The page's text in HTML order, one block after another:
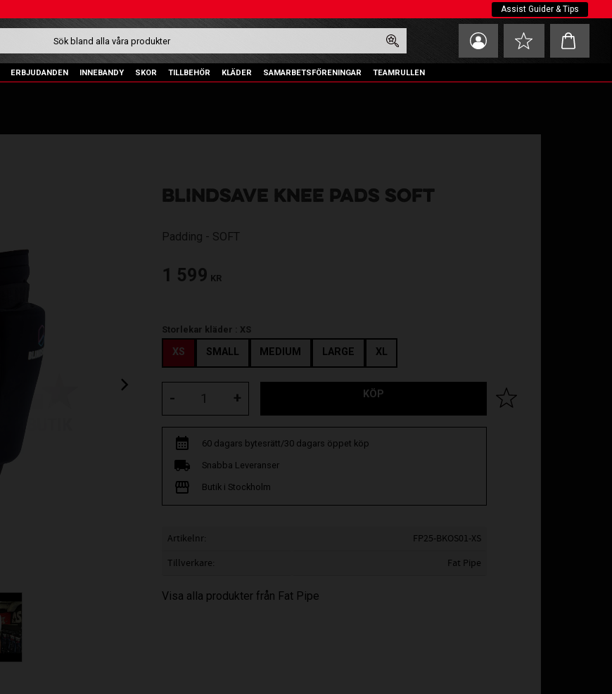
Assist Guider & Tips
Favoriter
Kundvagn
ERBJUDANDEN INNEBANDY SKOR TILLBEHÖR KLÄDER SAMARBETSFÖRENINGAR TEAMRULLEN
BLINDSAVE KNEE PADS SOFT
Padding - SOFT
1 599 KR
Storlekar kläder : XS
XS SMALL MEDIUM LARGE XL
+
- KÖP Lägg till i favoriter
60 dagars bytesrätt/30 dagars öppet köp
Snabba Leveranser
Butik i Stockholm
Artikelnr
FP25-BKOS01-XS
Tillverkare
Fat Pipe
Visa alla produkter från Fat Pipe